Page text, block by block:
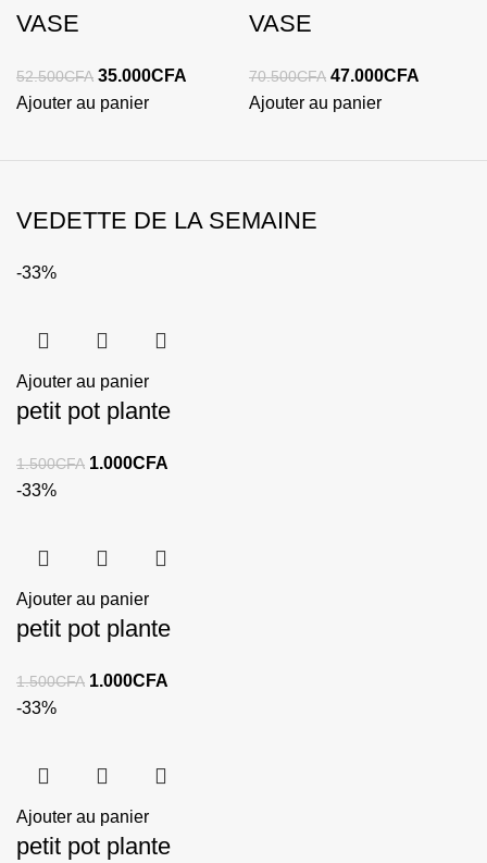
VASE
52.500CFA 35.000CFA
Ajouter au panier
VASE
70.500CFA 47.000CFA
Ajouter au panier
VEDETTE DE LA SEMAINE
-33%
Ajouter au panier
petit pot plante
1.500CFA 1.000CFA
-33%
Ajouter au panier
petit pot plante
1.500CFA 1.000CFA
-33%
Ajouter au panier
petit pot plante